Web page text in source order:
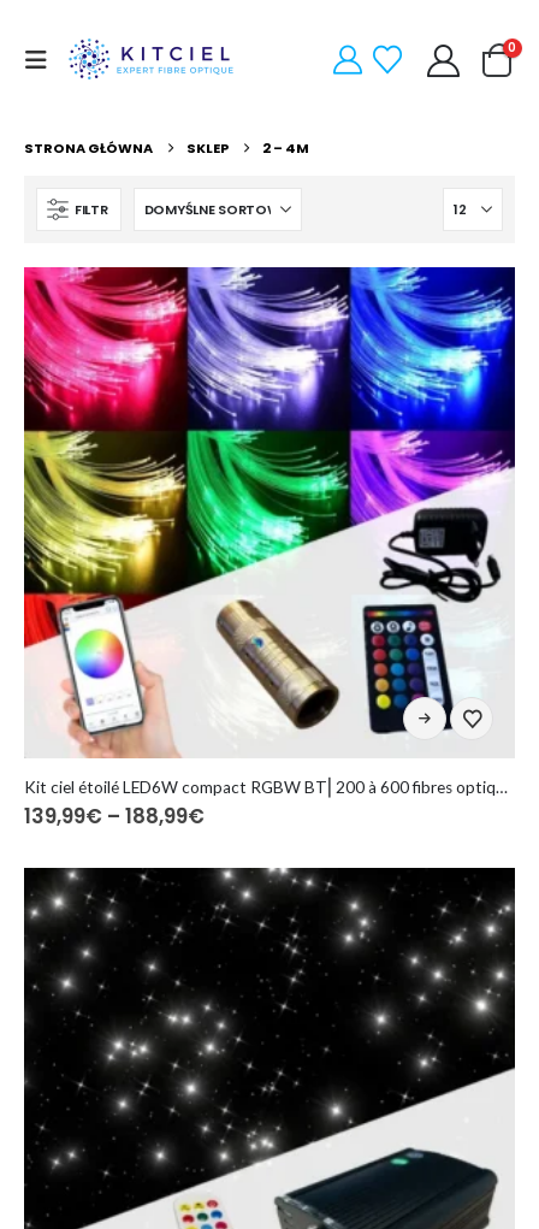
0
STRONA GŁÓWNA SKLEP 2 – 4M
FILTR
Ten
produkt
ma
wiele
można
wybrać
na
stronie
produktu
Kit ciel étoilé LED6W compact RGBW BT⎜200 à 600 fibres optiques
139,99€ – 188,99€
139,99€
do
188,99€